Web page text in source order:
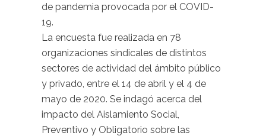
de pandemia provocada por el COVID-
19.
La encuesta fue realizada en 78
organizaciones sindicales de distintos
sectores de actividad del ámbito público
y privado, entre el 14 de abril y el 4 de
mayo de 2020. Se indagó acerca del
impacto del Aislamiento Social,
Preventivo y Obligatorio sobre las